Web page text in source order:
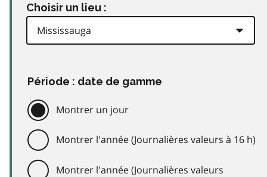
Choisir un lieu :
Période : date de gamme
Montrer un jour
Montrer l'année (Journalières valeurs à 16 h)
Montrer l'année (Journalières valeurs